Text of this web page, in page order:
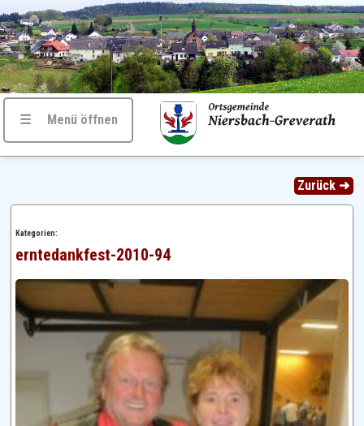
☰ Menü öffnen
Zurück ➜
Kategorien:
erntedankfest-2010-94